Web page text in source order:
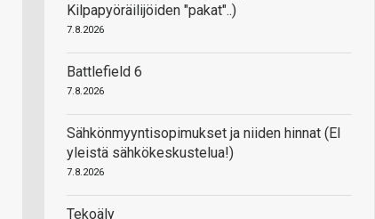
Kilpapyöräilijöiden "pakat"..)
7.8.2026
Battlefield 6
7.8.2026
Sähkönmyyntisopimukset ja niiden hinnat (EI
yleistä sähkökeskustelua!)
7.8.2026
Tekoäly